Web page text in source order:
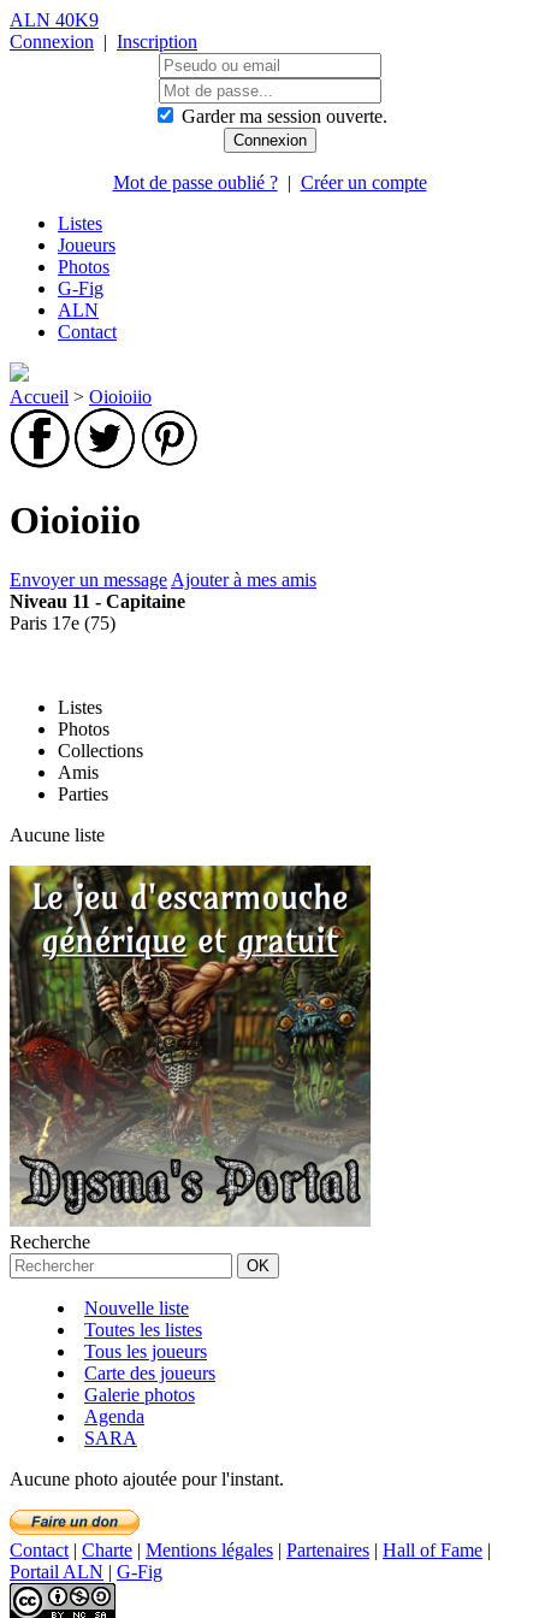
ALN 40K9
Connexion | Inscription
Garder ma session ouverte.
Mot de passe oublié ?| Créer un compte
Listes
Joueurs
Photos
G-Fig
ALN
Contact
Accueil > Oioioiio
Oioioiio
Envoyer un message Ajouter à mes amis
Niveau 11 - Capitaine
Paris 17e (75)
Listes
Photos
Collections
Amis
Parties
Aucune liste
Recherche
Nouvelle liste
Toutes les listes
Tous les joueurs
Carte des joueurs
Galerie photos
Agenda
SARA
Aucune photo ajoutée pour l'instant.
Contact | Charte | Mentions légales | Partenaires | Hall of Fame |
Portail ALN | G-Fig